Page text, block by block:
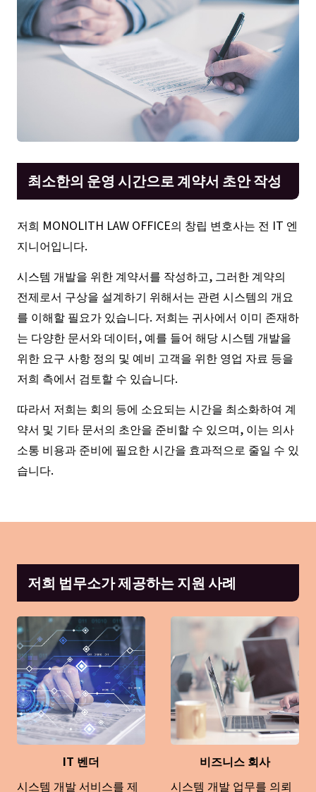
최소한의 운영 시간으로 계약서 초안 작성
저희 MONOLITH LAW OFFICE의 창립 변호사는 전 IT 엔
지니어입니다.
시스템 개발을 위한 계약서를 작성하고, 그러한 계약의
전제로서 구상을 설계하기 위해서는 관련 시스템의 개요
를 이해할 필요가 있습니다. 저희는 귀사에서 이미 존재하
는 다양한 문서와 데이터, 예를 들어 해당 시스템 개발을
위한 요구 사항 정의 및 예비 고객을 위한 영업 자료 등을
저희 측에서 검토할 수 있습니다.
따라서 저희는 회의 등에 소요되는 시간을 최소화하여 계
약서 및 기타 문서의 초안을 준비할 수 있으며, 이는 의사
소통 비용과 준비에 필요한 시간을 효과적으로 줄일 수 있
습니다.
저희 법무소가 제공하는 지원 사례
IT 벤더
시스템 개발 서비스를 제
비즈니스 회사
시스템 개발 업무를 의뢰